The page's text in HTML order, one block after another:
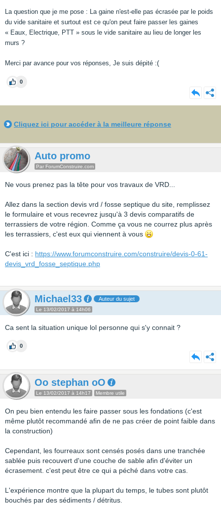
La question que je me pose : La gaine n'est-elle pas écrasée par le poids
du vide sanitaire et surtout est ce qu'on peut faire passer les gaines
« Eaux, Electrique, PTT » sous le vide sanitaire au lieu de longer les
murs ?
Merci par avance pour vos réponses, Je suis dépité :(
0
Cliquez ici pour accéder à la meilleure réponse
Auto promo
Par ForumConstruire.com
Ne vous prenez pas la tête pour vos travaux de VRD...
Allez dans la section devis vrd / fosse septique du site, remplissez
le formulaire et vous recevrez jusqu'à 3 devis comparatifs de
terrassiers de votre région. Comme ça vous ne courrez plus après
les terrassiers, c'est eux qui viennent à vous
C'est ici : https://www.forumconstruire.com/construire/devis-0-61-
devis_vrd_fosse_septique.php
Michael33 Auteur du sujet
Le 13/02/2017 à 14h06
Ca sent la situation unique lol personne qui s'y connait ?
0
Oo stephan oO
Le 13/02/2017 à 14h17 Membre utile
On peu bien entendu les faire passer sous les fondations (c'est
même plutôt recommandé afin de ne pas créer de point faible dans
la construction)
Cependant, les fourreaux sont censés posés dans une tranchée
sablée puis recouvert d'une couche de sable afin d'éviter un
écrasement. c'est peut être ce qui a péché dans votre cas.
L'expérience montre que la plupart du temps, le tubes sont plutôt
bouchés par des sédiments / détritus.